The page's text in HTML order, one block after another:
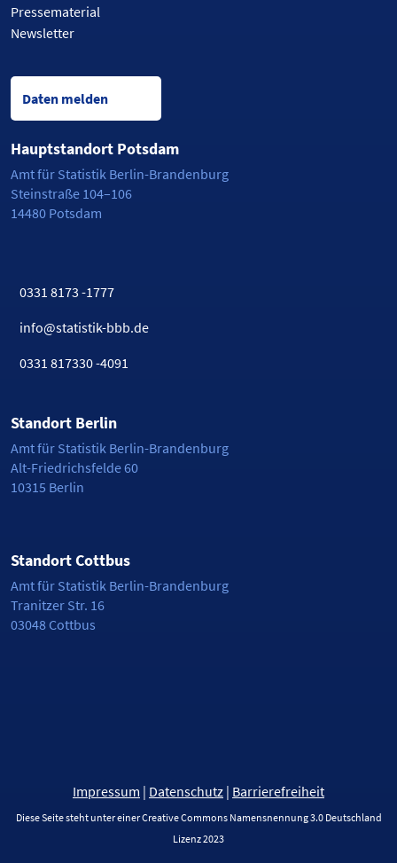
Pressematerial
Newsletter
Daten melden
Hauptstandort Potsdam
Amt für Statistik Berlin-Brandenburg
Steinstraße 104–106
14480 Potsdam
0331 8173 -1777
info@statistik-bbb.de
0331 817330 -4091
Standort Berlin
Amt für Statistik Berlin-Brandenburg
Alt-Friedrichsfelde 60
10315 Berlin
Standort Cottbus
Amt für Statistik Berlin-Brandenburg
Tranitzer Str. 16
03048 Cottbus
Impressum | Datenschutz | Barrierefreiheit
Diese Seite steht unter einer Creative Commons Namensnennung 3.0 Deutschland
Lizenz 2023